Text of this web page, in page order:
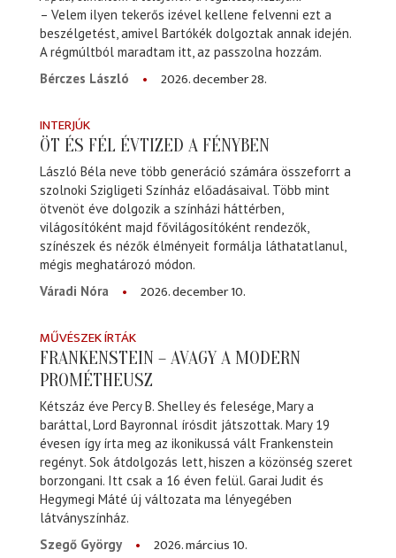
– Velem ilyen tekerős izével kellene felvenni ezt a
beszélgetést, amivel Bartókék dolgoztak annak idején.
A régmúltból maradtam itt, az passzolna hozzám.
Bérczes László
2026. december 28.
INTERJÚK
ÖT ÉS FÉL ÉVTIZED A FÉNYBEN
László Béla neve több generáció számára összeforrt a
szolnoki Szigligeti Színház előadásaival. Több mint
ötvenöt éve dolgozik a színházi háttérben,
világosítóként majd fővilágosítóként rendezők,
színészek és nézők élményeit formálja láthatatlanul,
mégis meghatározó módon.
Váradi Nóra
2026. december 10.
MŰVÉSZEK ÍRTÁK
FRANKENSTEIN – AVAGY A MODERN
PROMÉTHEUSZ
Kétszáz éve Percy B. Shelley és felesége, Mary a
baráttal, Lord Bayronnal írósdit játszottak. Mary 19
évesen így írta meg az ikonikussá vált Frankenstein
regényt. Sok átdolgozás lett, hiszen a közönség szeret
borzongani. Itt csak a 16 éven felül. Garai Judit és
Hegymegi Máté új változata ma lényegében
látványszínház.
Szegő György
2026. március 10.